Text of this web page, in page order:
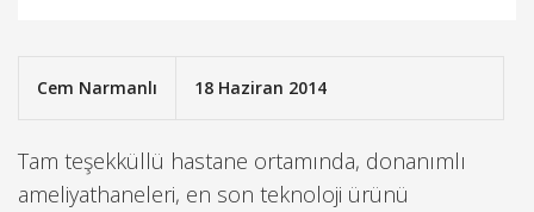
Cem Narmanlı 18 Haziran 2014
Tam teşekküllü hastane ortamında, donanımlı
ameliyathaneleri, en son teknoloji ürünü